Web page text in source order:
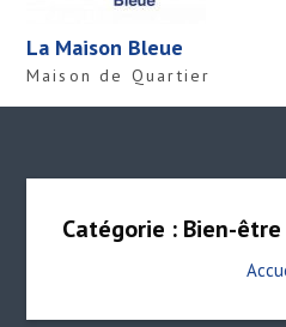
t
La Maison Bleue
Maison de Quartier
Catégorie : Bien-